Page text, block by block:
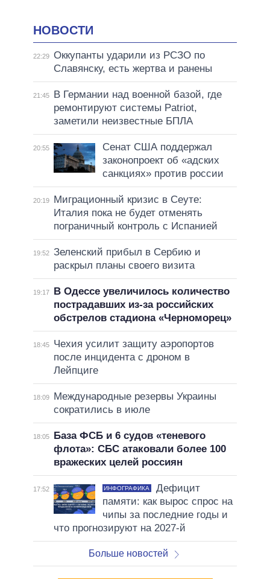
НОВОСТИ
22:29 Оккупанты ударили из РСЗО по
Славянску, есть жертва и ранены
21:45
В Германии над военной базой, где
ремонтируют системы Patriot,
заметили неизвестные БПЛА
20:55
Сенат США поддержал
законопроект об «адских
санкциях» против россии
20:19
Миграционный кризис в Сеуте:
Италия пока не будет отменять
пограничный контроль с Испанией
19:52 Зеленский прибыл в Сербию и
раскрыл планы своего визита
19:17
В Одессе увеличилось количество
пострадавших из-за российских
обстрелов стадиона «Черноморец»
18:45
Чехия усилит защиту аэропортов
после инцидента с дроном в
Лейпциге
18:09
Международные резервы Украины
сократились в июле
18:05
База ФСБ и 6 судов «теневого
флота»: СБС атаковали более 100
вражеских целей россиян
17:52 ИНФОГРАФИКА
Дефицит
памяти: как вырос спрос на
чипы за последние годы и
что прогнозируют на 2027-й
Больше новостей